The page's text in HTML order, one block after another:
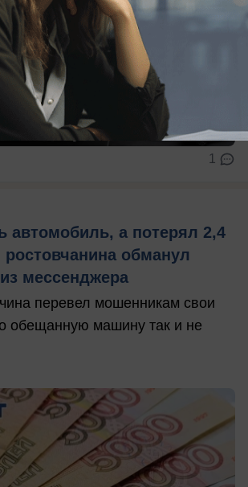
1
автомобиль, а потерял 2,4
обманул
мессенджера
перевел мошенникам свои
обещанную машину так и не